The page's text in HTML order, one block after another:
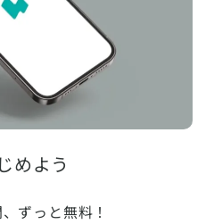
めよう
ずっと無料！